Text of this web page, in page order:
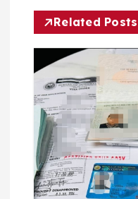
Related Posts